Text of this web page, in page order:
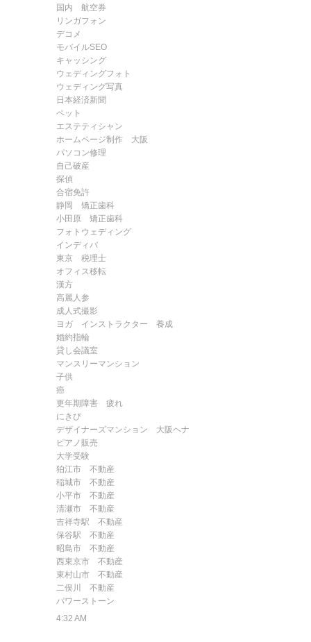
国内 航空券
リンガフォン
デコメ
モバイルSEO
キャッシング
ウェディングフォト
ウェディング写真
日本経済新聞
ペット
エステティシャン
ホームページ制作 大阪
パソコン修理
自己破産
探偵
合宿免許
静岡 矯正歯科
小田原 矯正歯科
フォトウェディング
インディバ
東京 税理士
オフィス移転
漢方
高麗人参
成人式撮影
ヨガ インストラクター 養成
婚約指輪
貸し会議室
マンスリーマンション
子供
癌
更年期障害
疲れ
にきび
デザイナーズマンション 大阪ヘナ
ピアノ販売
大学受験
狛江市 不動産
稲城市 不動産
小平市 不動産
清瀬市 不動産
吉祥寺駅 不動産
保谷駅 不動産
昭島市 不動産
西東京市 不動産
東村山市 不動産
二俣川 不動産
パワーストーン
4:32 AM